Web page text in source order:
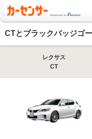
CTとブラックバッジゴ
レクサス
CT